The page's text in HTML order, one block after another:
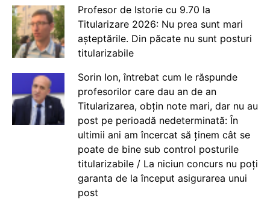
Profesor de Istorie cu 9.70 la
Titularizare 2026: Nu prea sunt mari
așteptările. Din păcate nu sunt posturi
titularizabile
Sorin Ion, întrebat cum le răspunde
profesorilor care dau an de an
Titularizarea, obțin note mari, dar nu au
post pe perioadă nedeterminată: În
ultimii ani am încercat să ținem cât se
poate de bine sub control posturile
titularizabile / La niciun concurs nu poți
garanta de la început asigurarea unui
post